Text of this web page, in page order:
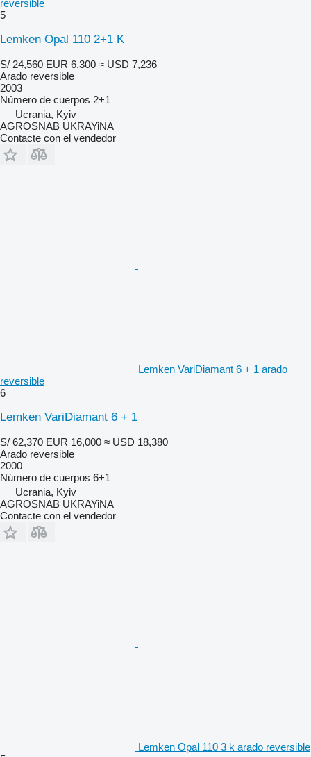
reversible
5
Lemken Opal 110 2+1 K
S/ 24,560 EUR 6,300 ≈ USD 7,236
Arado reversible
2003
Número de cuerpos 2+1
Ucrania, Kyiv
AGROSNAB UKRAYiNA
Contacte con el vendedor
Lemken VariDiamant 6 + 1 arado
reversible
6
Lemken VariDiamant 6 + 1
S/ 62,370 EUR 16,000 ≈ USD 18,380
Arado reversible
2000
Número de cuerpos 6+1
Ucrania, Kyiv
AGROSNAB UKRAYiNA
Contacte con el vendedor
Lemken Opal 110 3 k arado reversible